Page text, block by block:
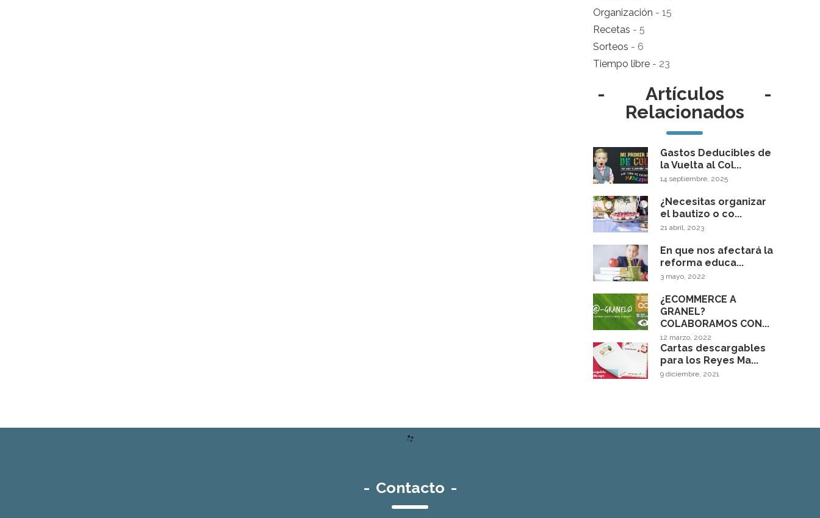
Organización - 15
Recetas - 5
Sorteos - 6
Tiempo libre - 23
-
Artículos
Relacionados
-
Gastos Deducibles de
la Vuelta al Col...
14 septiembre, 2025
¿Necesitas organizar
el bautizo o co...
21 abril, 2023
En que nos afectará la
reforma educa...
3 mayo, 2022
¿ECOMMERCE A
GRANEL?
COLABORAMOS CON...
12 marzo, 2022
Cartas descargables
para los Reyes Ma...
9 diciembre, 2021
- Contacto -